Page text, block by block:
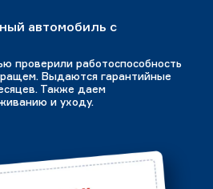
автомобиль с
проверили работоспособность
Выдаются гарантийные
Также даем
и уходу.